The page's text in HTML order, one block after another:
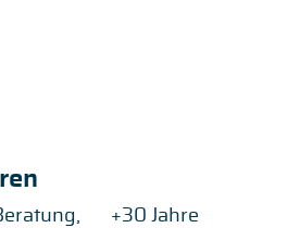
+30 Jahre